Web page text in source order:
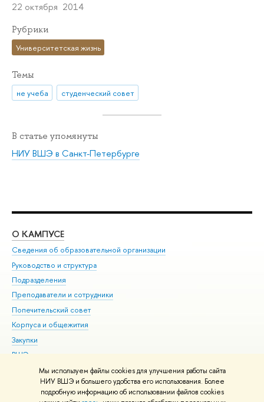
Мы используем файлы cookies для улучшения работы сайта
НИУ ВШЭ и большего удобства его использования. Более
подробную информацию об использовании файлов cookies
22 октября 2014
Рубрики
Университетская жизнь
Темы
не учеба студенческий совет
В статье упомянуты
НИУ ВШЭ в Санкт-Петербурге
О КАМПУСЕ
Сведения об образовательной организации
Руководство и структура
Подразделения
Преподаватели и сотрудники
Попечительский совет
Корпуса и общежития
Закупки
ВШЭ для студентов с ограниченными возможностями
здоровья и инвалидностью
Версия для слабовидящих
Единая платежная страница